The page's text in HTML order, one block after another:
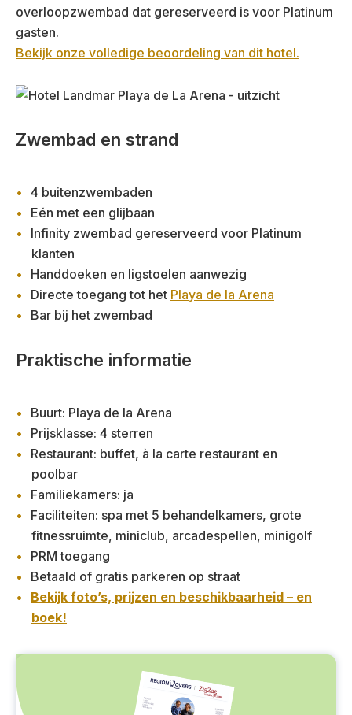
overloopzwembad dat gereserveerd is voor Platinum
gasten.
Bekijk onze volledige beoordeling van dit hotel.
Zwembad en strand
4 buitenzwembaden
Eén met een glijbaan
Infinity zwembad gereserveerd voor Platinum
klanten
Handdoeken en ligstoelen aanwezig
Directe toegang tot het Playa de la Arena
Bar bij het zwembad
Praktische informatie
Buurt: Playa de la Arena
Prijsklasse: 4 sterren
Restaurant: buffet, à la carte restaurant en
poolbar
Familiekamers: ja
Faciliteiten: spa met 5 behandelkamers, grote
fitnessruimte, miniclub, arcadespellen, minigolf
PRM toegang
Betaald of gratis parkeren op straat
Bekijk foto’s, prijzen en beschikbaarheid – en
boek!